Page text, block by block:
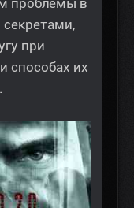
при
способах их